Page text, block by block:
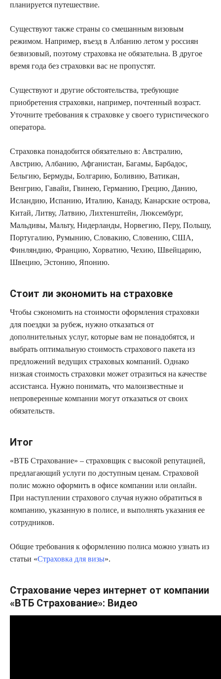
планируется путешествие.
Существуют также страны со смешанным визовым
режимом. Например, въезд в Албанию летом у россиян
безвизовый, поэтому страховка не обязательна. В другое
время года без страховки вас не пропустят.
Существуют и другие обстоятельства, требующие
приобретения страховки, например, почтенный возраст.
Уточните требования к страховке у своего туристического
оператора.
Страховка понадобится обязательно в: Австралию,
Австрию, Албанию, Афганистан, Багамы, Барбадос,
Бельгию, Бермуды, Болгарию, Боливию, Ватикан,
Венгрию, Гавайи, Гвинею, Германию, Грецию, Данию,
Исландию, Испанию, Италию, Канаду, Канарские острова,
Китай, Литву, Латвию, Лихтенштейн, Люксембург,
Мальдивы, Мальту, Нидерланды, Норвегию, Перу, Польшу,
Португалию, Румынию, Словакию, Словению, США,
Финляндию, Францию, Хорватию, Чехию, Швейцарию,
Швецию, Эстонию, Японию.
Стоит ли экономить на страховке
Чтобы сэкономить на стоимости оформления страховки
для поездки за рубеж, нужно отказаться от
дополнительных услуг, которые вам не понадобятся, и
выбрать оптимальную стоимость страхового пакета из
предложений ведущих страховых компаний. Однако
низкая стоимость страховки может отразиться на качестве
ассистанса. Нужно понимать, что малоизвестные и
непроверенные компании могут отказаться от своих
обязательств.
Итог
«ВТБ Страхование» – страховщик с высокой репутацией,
предлагающий услуги по доступным ценам. Страховой
полис можно оформить в офисе компании или онлайн.
При наступлении страхового случая нужно обратиться в
компанию, указанную в полисе, и выполнять указания ее
сотрудников.
Общие требования к оформлению полиса можно узнать из
статьи «Страховка для визы».
Страхование через интернет от компании
«ВТБ Страхование»: Видео